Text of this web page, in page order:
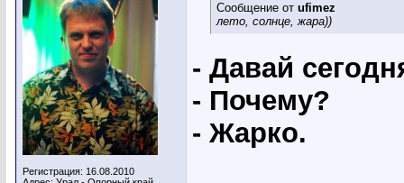
Регистрация: 16.08.2010
Сообщение от ufimez
лето, солнце, жара))
- Давай
- Почему?
- Жарко.